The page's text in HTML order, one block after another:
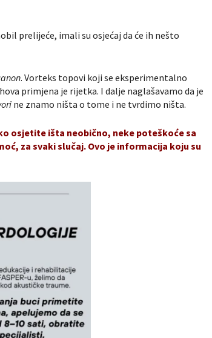
prelijeće, imali su osjećaj da će ih nešto
. Vorteks topovi koji se eksperimentalno
primjena je rijetka. I dalje naglašavamo da je
ne znamo ništa o tome i ne tvrdimo ništa.
osjetite išta neobično, neke poteškoće sa
za svaki slučaj. Ovo je informacija koju su